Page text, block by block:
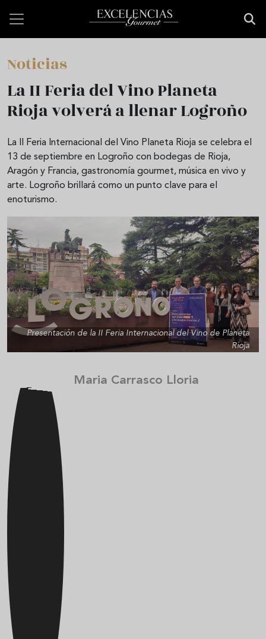
Noticias
La II Feria del Vino Planeta
Rioja volverá a llenar Logroño
La II Feria Internacional del Vino Planeta Rioja se celebra el
13 de septiembre en Logroño con bodegas de Rioja,
Aragón y Francia, gastronomía gourmet, música en vivo y
arte. Logroño brillará como un punto clave para el
enoturismo.
Presentación de la II Feria Internacional del Vino de Planeta
Rioja
Maria Carrasco Lloria